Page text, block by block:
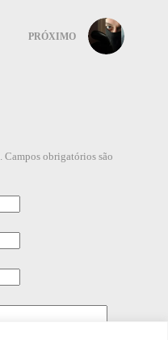
PRÓXIMO
Campos obrigatórios são